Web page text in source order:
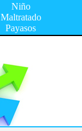
Niño
Maltratado
Payasos